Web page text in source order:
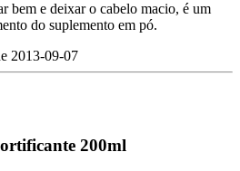
bem e deixar o cabelo macio, é um
do suplemento em pó.
2013-09-07
200ml